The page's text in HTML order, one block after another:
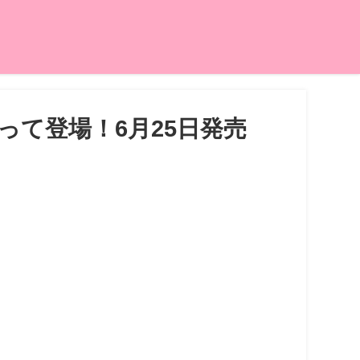
て登場！6月25日発売